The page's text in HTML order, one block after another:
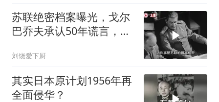
苏联绝密档案曝光，戈尔
巴乔夫承认50年谎言，斯
刘饶爱下厨
其实日本原计划1956年再
全面侵华？